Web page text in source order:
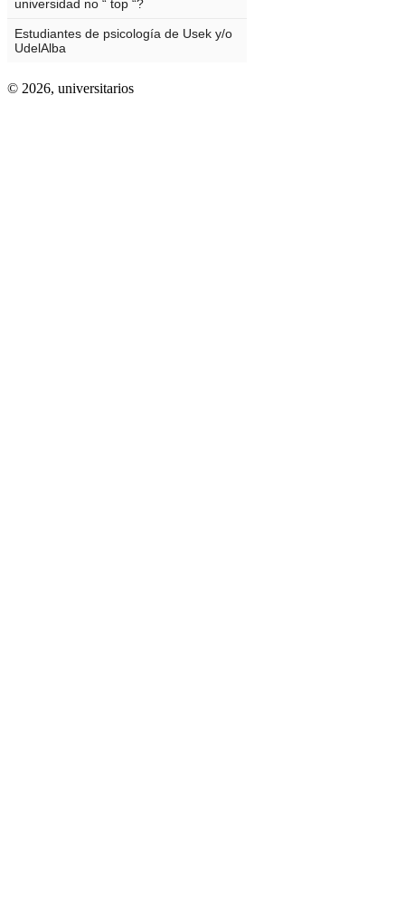
© 2026, universitarios